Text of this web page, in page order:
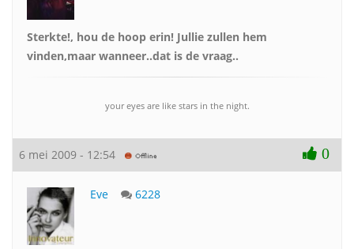
Sterkte!, hou de hoop erin! Jullie zullen hem
vinden,maar wanneer..dat is de vraag..
your eyes are like stars in the night.
6 mei 2009 - 12:54 0
Eve 6228